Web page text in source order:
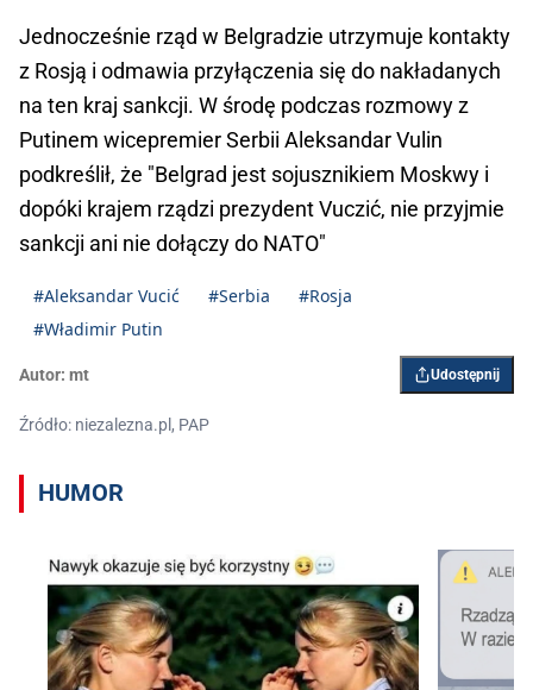
Jednocześnie rząd w Belgradzie utrzymuje kontakty
z Rosją i odmawia przyłączenia się do nakładanych
na ten kraj sankcji. W środę podczas rozmowy z
Putinem wicepremier Serbii Aleksandar Vulin
podkreślił, że "Belgrad jest sojusznikiem Moskwy i
dopóki krajem rządzi prezydent Vuczić, nie przyjmie
sankcji ani nie dołączy do NATO"
#Aleksandar Vucić #Serbia
#Rosja
#Władimir Putin
Autor: mt Udostępnij
Źródło: niezalezna.pl, PAP
HUMOR